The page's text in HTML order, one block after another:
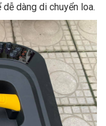
dàng di chuyển loa.